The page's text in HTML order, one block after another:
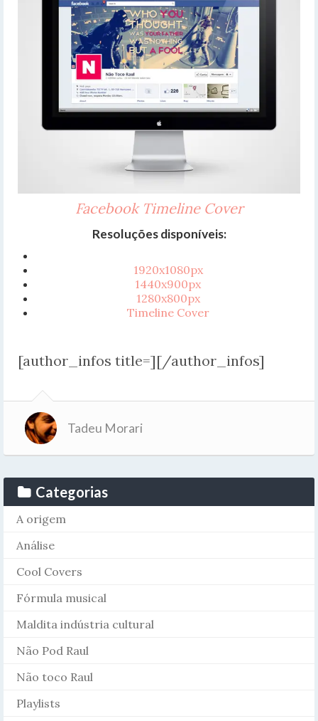
Facebook Timeline Cover
Resoluções disponíveis:
1920x1080px
1440x900px
1280x800px
Timeline Cover
[author_infos title=][/author_infos]
Tadeu Morari
Categorias
A origem
Análise
Cool Covers
Fórmula musical
Maldita indústria cultural
Não Pod Raul
Não toco Raul
Playlists